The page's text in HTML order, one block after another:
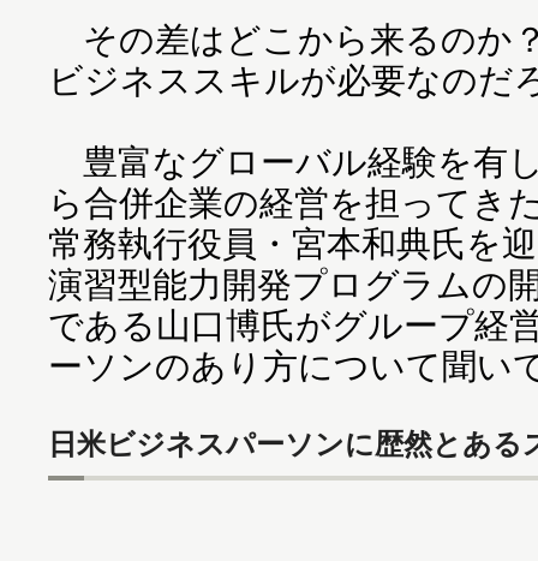
その差はどこから来るのか
ビジネススキルが必要なのだ
豊富なグローバル経験を有
ら合併企業の経営を担ってき
常務執行役員・宮本和典氏を
演習型能力開発プログラムの
である山口博氏がグループ経
ーソンのあり方について聞い
日米ビジネスパーソンに歴然とある